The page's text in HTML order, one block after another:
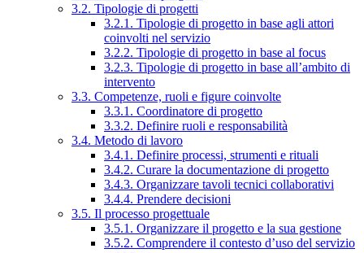
3.2. Tipologie di progetti
3.2.1. Tipologie di progetto in base agli attori
coinvolti nel servizio
3.2.2. Tipologie di progetto in base al focus
3.2.3. Tipologie di progetto in base all’ambito di
intervento
3.3. Competenze, ruoli e figure coinvolte
3.3.1. Coordinatore di progetto
3.3.2. Definire ruoli e responsabilità
3.4. Metodo di lavoro
3.4.1. Definire processi, strumenti e rituali
3.4.2. Curare la documentazione di progetto
3.4.3. Organizzare tavoli tecnici collaborativi
3.4.4. Prendere decisioni
3.5. Il processo progettuale
3.5.1. Organizzare il progetto e la sua gestione
3.5.2. Comprendere il contesto d’uso del servizio